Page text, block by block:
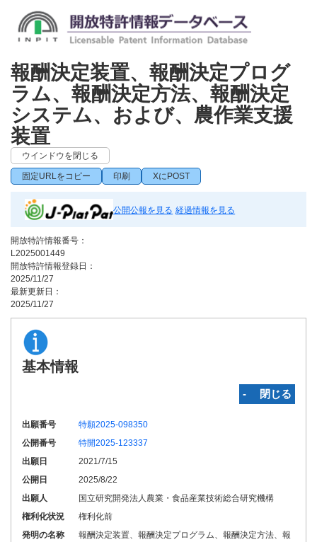
報酬決定装置、報酬決定プログ
ラム、報酬決定方法、報酬決定
システム、および、農作業支援
装置
ウインドウを閉じる
固定URLをコピー 印刷 XにPOST
公開公報を見る 経過情報を見る
開放特許情報番号：
L2025001449
開放特許情報登録日：
2025/11/27
最新更新日：
2025/11/27
基本情報
‐ 閉じる
出願番号
特願2025-098350
公開番号
特開2025-123337
出願日
2021/7/15
公開日
2025/8/22
出願人
国立研究開発法人農業・食品産業技術総合研究機構
権利化状況
権利化前
発明の名称
報酬決定装置、報酬決定プログラム、報酬決定方法、報